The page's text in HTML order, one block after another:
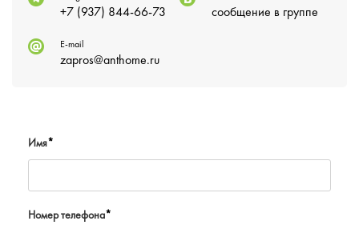
+7 (937) 844-66-73 сообщение в группе
E-mail
zapros@anthome.ru
Имя*
Номер телефона*